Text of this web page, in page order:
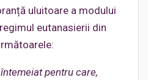
uluitoare a modului
eutanasierii din
pentru care,